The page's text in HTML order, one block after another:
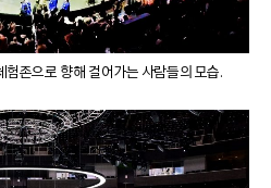
존으로 향해 걸어가는 사람들의 모습.